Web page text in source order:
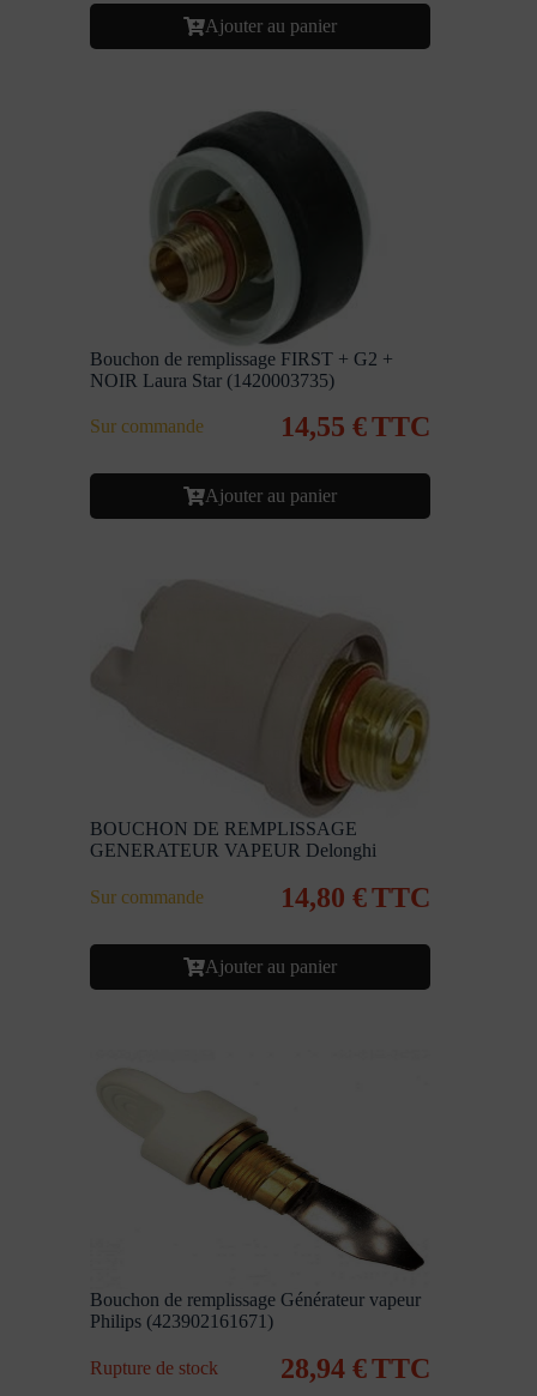
Ajouter au panier
Bouchon de remplissage FIRST + G2 +
NOIR Laura Star (1420003735)
Sur commande 14,55 €TTC
Ajouter au panier
BOUCHON DE REMPLISSAGE
GENERATEUR VAPEUR Delonghi
Sur commande 14,80 €TTC
Ajouter au panier
Bouchon de remplissage Générateur vapeur
Philips (423902161671)
Rupture de stock 28,94 €TTC